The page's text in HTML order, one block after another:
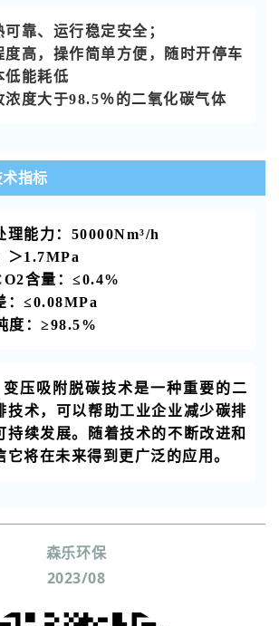
靠、运行稳定安全；
度高，操作简单方便，随时开停车
低能耗低
浓度大于98.5％的二氧化碳气体
指标
理能力：50000Nm³/h
＞1.7MPa
含量：≤0.4%
：≤0.08MPa
度：≥98.5%
压吸附脱碳技术是一种重要的二
技术，可以帮助工业企业减少碳排
持续发展。随着技术的不断改进和
它将在未来得到更广泛的应用。
森乐环保
2023/08